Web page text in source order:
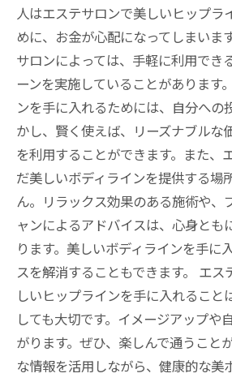
人はエステサロンで美しいヒップラ
めに、お金が心配になってしまいま
サロンによっては、手軽に利用でき
ーンを実施していることがあります
ンを手に入れるためには、自分への
かし、賢く使えば、リーズナブルな
を利用することができます。また、
だ美しいボディラインを提供する場
ん。リラックス効果のある施術や、
ャンによるアドバイスは、心身とも
ります。美しいボディラインを手に
スを解消することもできます。 エス
しいヒップラインを手に入れること
しても大切です。イメージアップや
がります。ぜひ、楽しんで通うこと
な情報を活用しながら、健康的な美